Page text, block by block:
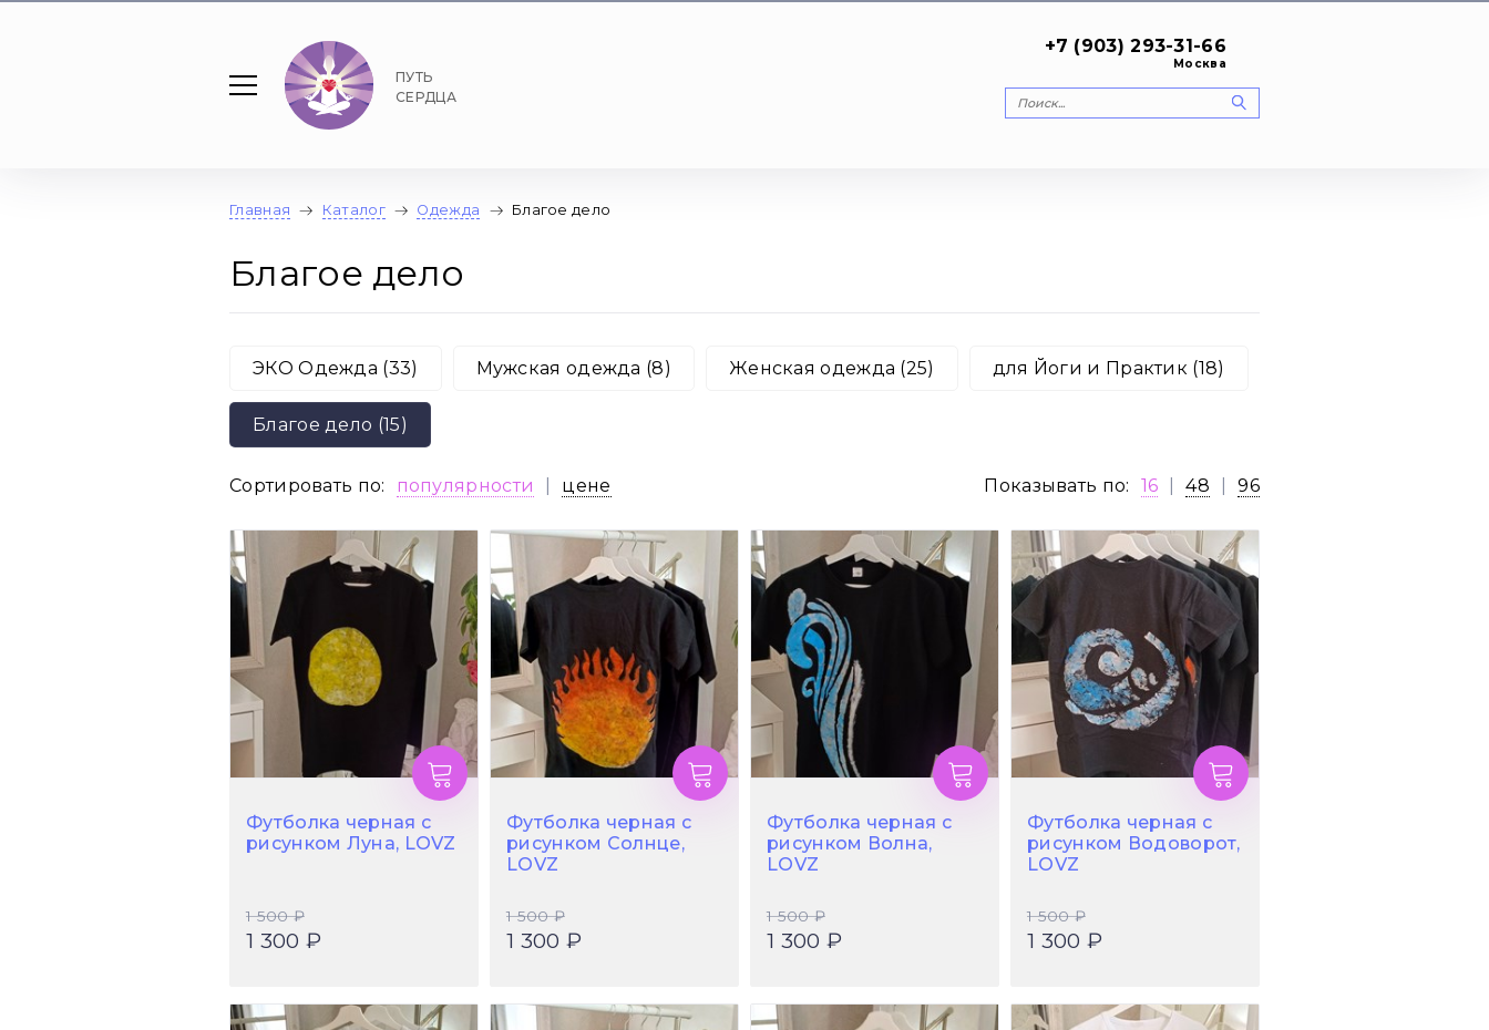
ПУТЬ
СЕРДЦА
+7 (903) 293-31-66
Москва
Главная Каталог Одежда Благое дело
Благое дело
ЭКО Одежда (33) Мужская одежда (8) Женская одежда (25) для Йоги и Практик (18)
Благое дело (15)
Сортировать по: популярности цене Показывать по: 16 48 96
Футболка черная с
рисунком Луна, LOVZ
1 500 ₽
1 300 ₽
Футболка черная с
рисунком Солнце,
LOVZ
1 500 ₽
1 300 ₽
Футболка черная с
рисунком Волна,
LOVZ
1 500 ₽
1 300 ₽
Футболка черная с
рисунком Водоворот,
LOVZ
1 500 ₽
1 300 ₽